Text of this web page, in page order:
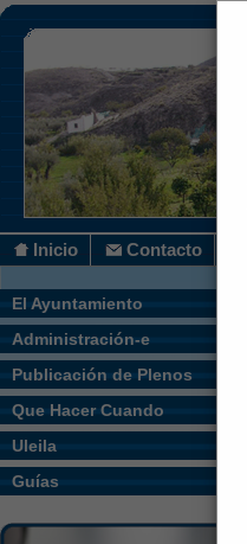
Inicio Contacto
El Ayuntamiento
Administración-e
Publicación de Plenos
Que Hacer Cuando
Uleila
Guías